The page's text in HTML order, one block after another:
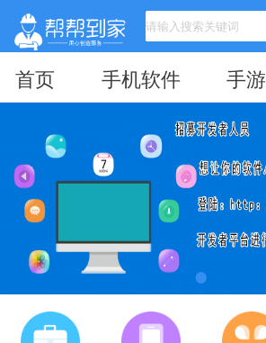
首页 手机软件 手游